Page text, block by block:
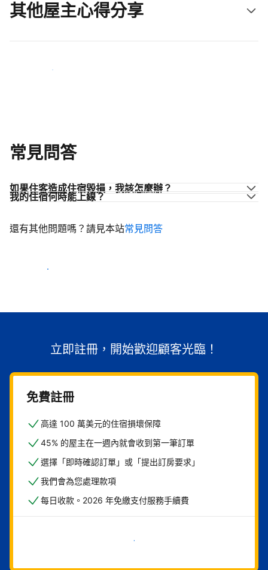
其他屋主心得分享
加入同業的行列
常見問答
如果住客造成住宿毀損，我該怎麼辦？
我的住宿何時能上線？
還有其他問題嗎？請見本站常見問答
開始迎接住客
立即註冊，開始歡迎顧客光臨！
免費註冊
高達 100 萬美元的住宿損壞保障
45% 的屋主在一週內就會收到第一筆訂單
選擇「即時確認訂單」或「提出訂房要求」
我們會為您處理款項
每日收款。2026 年免繳支付服務手續費
現在就開始